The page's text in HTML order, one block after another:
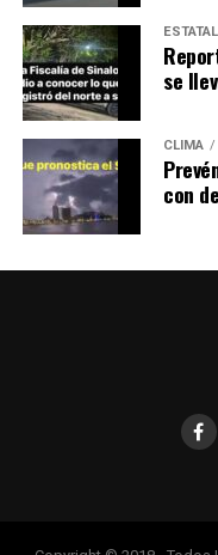
ESTATAL
se
CLIMA
con